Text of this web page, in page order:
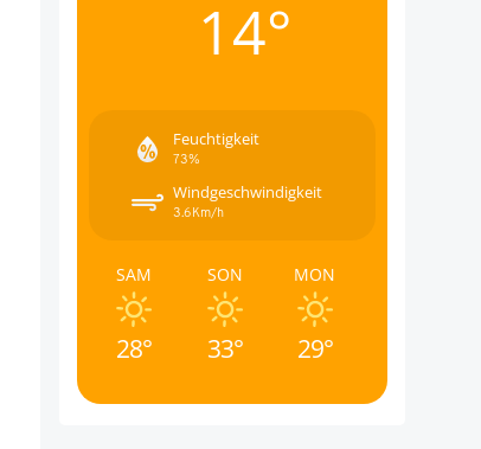
14°
Feuchtigkeit
73%
Windgeschwindigkeit
3.6Km/h
SAM
28°
SON
33°
MON
29°